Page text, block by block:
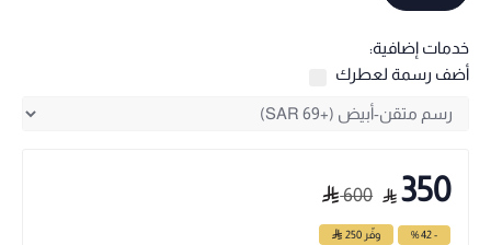
خدمات إضافية:
أضف رسمة لعطرك
350
600
- 42 % وفّر 250